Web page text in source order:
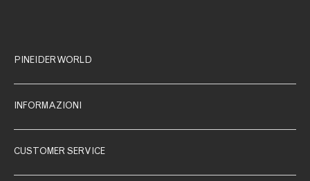
PINEIDER WORLD
INFORMAZIONI
CUSTOMER SERVICE